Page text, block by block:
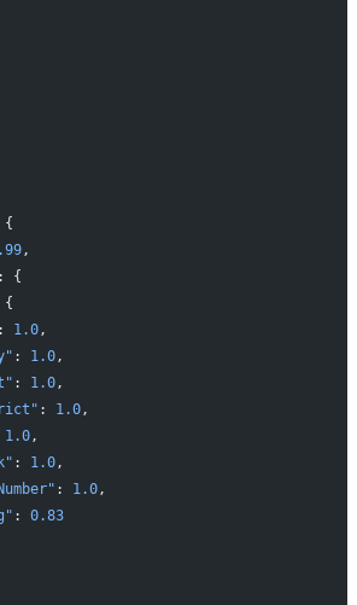
{
,
: {
{
: 1.0,
: 1.0,
: 1.0,
: 1.0,
1.0,
: 1.0,
: 1.0,
: 0.83